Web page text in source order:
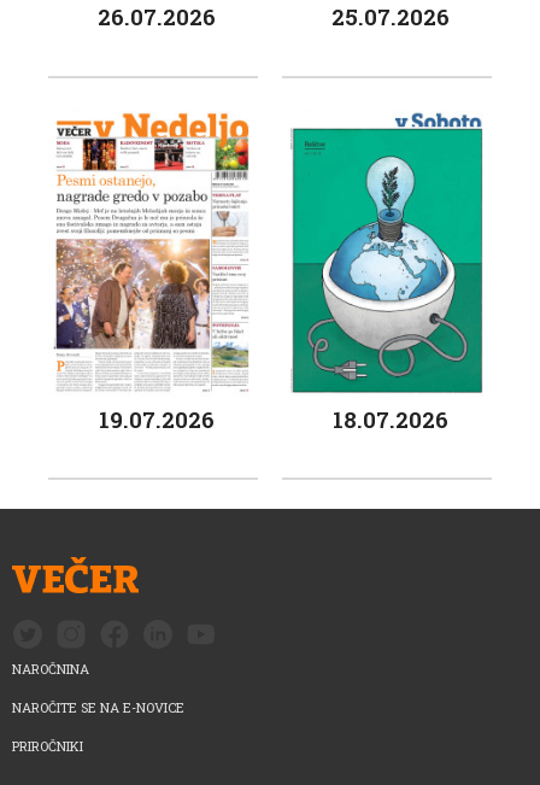
26.07.2026 25.07.2026
19.07.2026 18.07.2026
NAROČNINA
NAROČITE SE NA E-NOVICE
PRIROČNIKI